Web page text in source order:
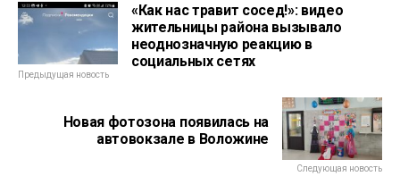
«Как нас травит сосед!»: видео
жительницы района вызывало
неоднозначную реакцию в
социальных сетях
Предыдущая новость
Новая фотозона появилась на
автовокзале в Воложине
Следующая новость